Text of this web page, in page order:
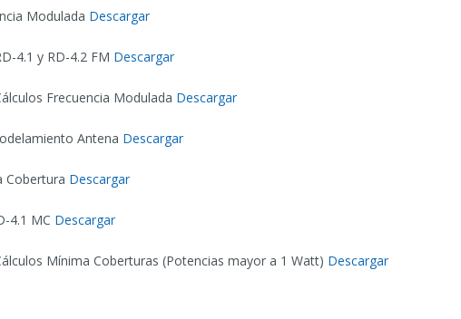
Modulada Descargar
4.1 y RD-4.2 FM Descargar
Frecuencia Modulada Descargar
Antena Descargar
Cobertura Descargar
4.1 MC Descargar
Mínima Coberturas (Potencias mayor a 1 Watt) Descargar